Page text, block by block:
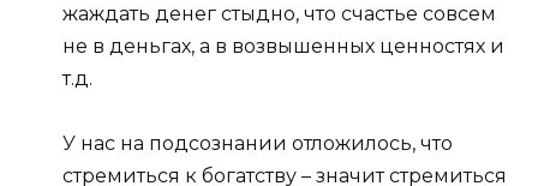
жаждать денег стыдно, что счастье совсем
не в деньгах, а в возвышенных ценностях и
т.д.
У нас на подсознании отложилось, что
стремиться к богатству – значит стремиться